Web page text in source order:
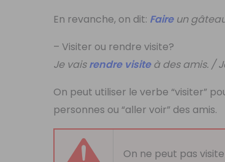
En revanche, on dit: Faireun
– Visiter ou rendre visite?
Je vaisrendre visiteà des amis. /
On peut utiliser le verbe “visiter”
personnes ou “aller voir” des amis.
On ne peut pas